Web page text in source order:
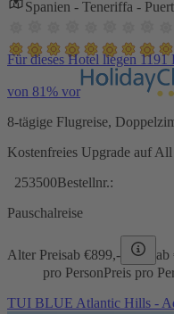
Spanien - Teneriffa -
Für dieses Hotel liegen
von 81% vor
8-tägige Flugreise,
Kostenfreies Upgrade auf
253500Bestellnr.:
Pauschalreise
Alter Preisab €899,- ab
pro PersonPreis pro
TUI BLUE Atlantic Hills -